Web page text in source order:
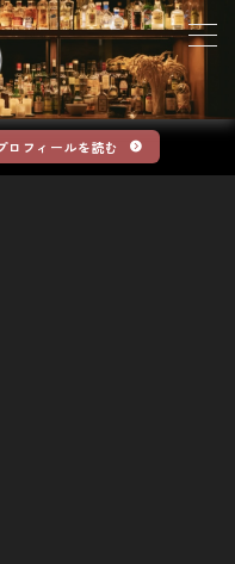
ロフィールを読む